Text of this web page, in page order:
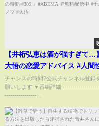
【井桁弘恵は酒が強すぎて…】
大悟の恋愛アドバイス #人間
証ドッキリ 『 #チャンスの時
#309 』#ABEMA で無料配信
チャンスの時間?公式チャンネル登録
願いします ▼番組詳細
----------------...